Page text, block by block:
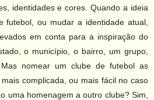
identidades e cores. Quando a ideia
futebol, ou mudar a identidade atual,
em conta para a inspiração do
o município, o bairro, um grupo,
nomear um clube de futebol as
complicada, ou mais fácil no caso
uma homenagem a outro clube? Sim,